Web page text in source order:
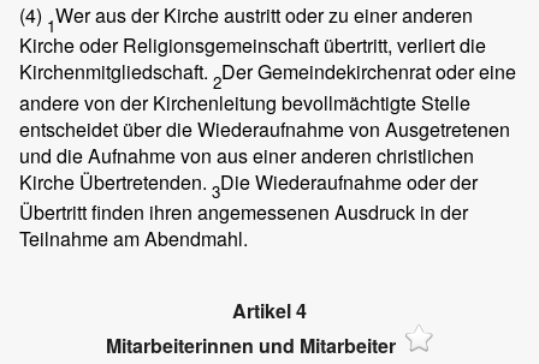
(4) 1Wer aus der Kirche austritt oder zu einer anderen
Kirche oder Religionsgemeinschaft übertritt, verliert die
Kirchenmitgliedschaft. 2Der Gemeindekirchenrat oder eine
andere von der Kirchenleitung bevollmächtigte Stelle
entscheidet über die Wiederaufnahme von Ausgetretenen
und die Aufnahme von aus einer anderen christlichen
Kirche Übertretenden. 3Die Wiederaufnahme oder der
Übertritt finden ihren angemessenen Ausdruck in der
Teilnahme am Abendmahl.
Artikel 4
Mitarbeiterinnen und Mitarbeiter